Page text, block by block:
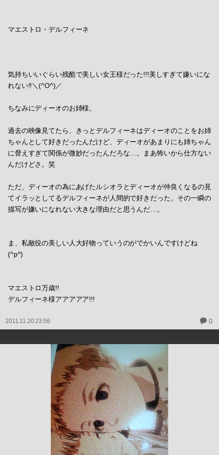
マエストロ・デルフィーネ
気持ちいいぐらい残酷で美しい女王様だった!!!美しすぎて嫌いにな
れない!!＼(^O^)／
ちなみにディーオのお姉様。
過去の映像見てたら、きっとデルフィーネはディーオのことをお姉
ちゃんとして好きだったんだけど、ディーオがあまりにも姉ちゃん
に脅えすぎて関係が微妙だったんだろな…。まあ怖いから仕方ない
んだけどさ。笑
ただ、ディーオの為にあげたルシオラとディーオが仲良くなるの見
てイラッとしてるデルフィーネが人間的で好きだった。その一瞬の
描写が嫌いになれない大きな理由だと思うんだ…。
ま、私敵役の美しい人大好物っていうのがでかいんですけどね
(^p^)
マエストロ万歳!!
デルフィーネ様アアアアア!!!
2011.11.20 23:56 0